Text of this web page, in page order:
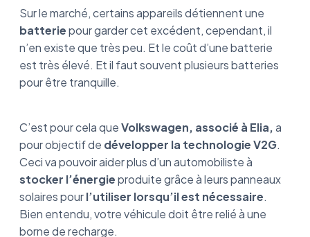
Sur le marché, certains appareils détiennent une
batteriepour garder cet excédent, cependant, il
n’en existe que très peu. Et le coût d’une batterie
est très élevé. Et il faut souvent plusieurs batteries
pour être tranquille.
C’est pour cela queVolkswagen, associé à Elia,a
pour objectif de développer la technologie V2G.
Ceci va pouvoir aider plus d’un automobiliste à
stocker l’énergieproduite grâce à leurs panneaux
solaires pourl’utiliser lorsqu’il est nécessaire.
Bien entendu, votre véhicule doit être relié à une
borne de recharge.